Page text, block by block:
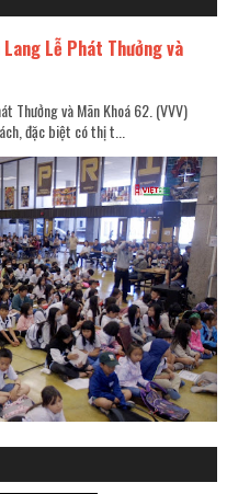
Lễ Phát Thưởng và
Thưởng và Mãn Khoá 62. (VVV)
đặc biệt có thị t...